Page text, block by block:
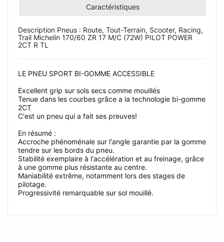
Caractéristiques
Description Pneus : Route, Tout-Terrain, Scooter, Racing,
Trail Michelin 170/60 ZR 17 M/C (72W) PILOT POWER
2CT R TL
LE PNEU SPORT BI-GOMME ACCESSIBLE
Excellent grip sur sols secs comme mouillés
Tenue dans les courbes grâce a la technologie bi-gomme
2CT
C'est un pneu qui a fait ses preuves!
En résumé :
Accroche phénoménale sur l'angle garantie par la gomme
tendre sur les bords du pneu.
Stabilité exemplaire à l'accélération et au freinage, grâce
à une gomme plus résistante au centre.
Maniabilité extrême, notamment lors des stages de
pilotage.
Progressivité remarquable sur sol mouillé.